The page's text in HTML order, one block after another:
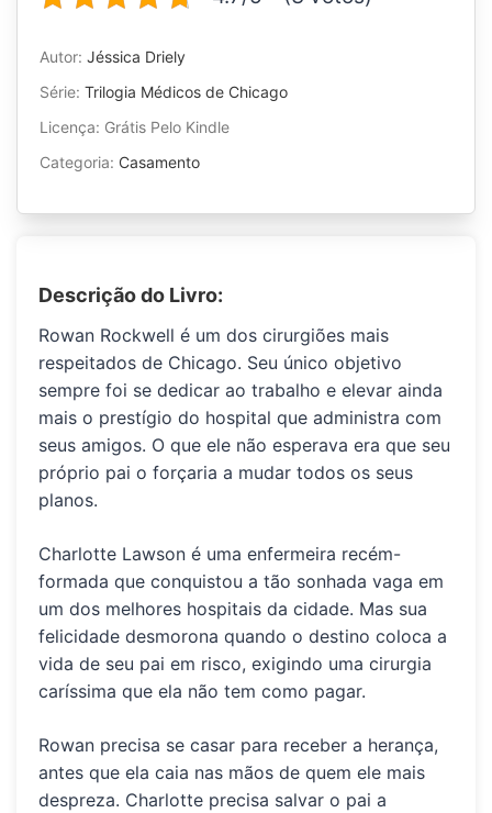
Autor: Jéssica Driely
Série: Trilogia Médicos de Chicago
Licença: Grátis Pelo Kindle
Categoria: Casamento
Descrição do Livro:
Rowan Rockwell é um dos cirurgiões mais
respeitados de Chicago. Seu único objetivo
sempre foi se dedicar ao trabalho e elevar ainda
mais o prestígio do hospital que administra com
seus amigos. O que ele não esperava era que seu
próprio pai o forçaria a mudar todos os seus
planos.
Charlotte Lawson é uma enfermeira recém-
formada que conquistou a tão sonhada vaga em
um dos melhores hospitais da cidade. Mas sua
felicidade desmorona quando o destino coloca a
vida de seu pai em risco, exigindo uma cirurgia
caríssima que ela não tem como pagar.
Rowan precisa se casar para receber a herança,
antes que ela caia nas mãos de quem ele mais
despreza. Charlotte precisa salvar o pai a